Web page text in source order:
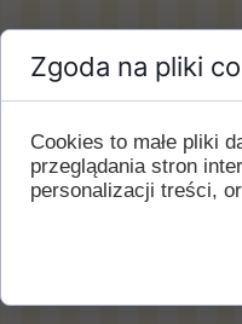
Zgoda na pliki
Cookies to małe pliki
przeglądania stron
personalizacji treści,